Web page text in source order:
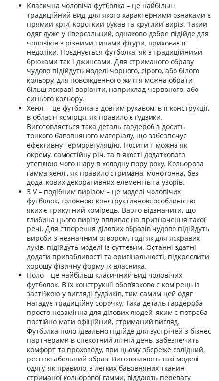
Класична чоловіча футболка – це найбільш
традиційний вид, для якого характерними ознаками є
прямий крій, короткий рукав та круглий виріз. Такий
одяг дуже універсальний, однаково добре підійде для
чоловіків з різними типами фігури, приховає її
недоліки. Поєднується футболка, як з традиційними
брюками так і джинсами. Для стриманого образу
чудово підійдуть моделі чорного, сірого, або білого
кольору, для повсякденного життя можна обрати
більш яскраві варіанти, наприклад червоного, або
синього кольору.
Хенлі – це футболка з довгим рукавом, в її конструкції,
в області комірця, як правило є ґудзики.
Виготовляється така деталь гардероб з досить
тонкого бавовняного матеріалу, що забезпечує
ефективну терморегуляцію. Носити її можна як
окрему, самостійну річ, та в якості додаткового
утеплюю чого шару в холодну пору року. Кольорова
гамма хенлі, як правило стримана, монотонна, без
додаткових декоративних елементів та узорів.
З V – подібним вирізом – це моделі чоловічих
футболок, головною конструктивною особливістю
яких є трикутний комірець. Варто відзначити, що
глибина цього вирізу впливає на призначення такої
речі. Для створення ділових образів чудово підійдуть
вироби з незначним отвором, тоді як для яскравих
луків, підійдуть моделі із суттєвим. Останні здатні
додати привабливості та оригінальності, підкреслити
хорошу фізичну форму їх власника.
Поло – це найбільш класичний вид чоловічих
футболок. В їх конструкції обов’язково є комірець із
застібкою у вигляді ґудзиків, тим самим цей одяг
нагадує традиційну сорочку. Така деталь гардероба
просто незамінна для ділових людей, яким є потреба
постійно мати офіційний, стриманий вигляд.
Футболка поло ідеально підійде для зустрічей з бізнес
партнерами в спекотний літній день, забезпечить
комфорт та прохолоду, при цьому збереже солідний,
респектабельний образ. Виготовляють такі моделі
одягу, як правило, з легких бавовняних тканин
стриманої кольорової гамми, віддають перевагу